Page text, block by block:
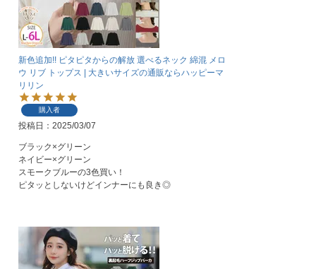
新色追加!! ピタピタからの解放 選べるネック 綿混 メロ
ウ リブ トップス | 大きいサイズの通販ならハッピーマ
リリン
購入者
投稿日 2025/03/07
ブラック×グリーン
ネイビー×グリーン
スモークブルーの3色買い！
ピタッとしないけどインナーにも良き◎